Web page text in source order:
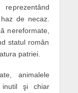
de necaz.
nereformate,
statul român
patriei.
animalele
inutil şi chiar